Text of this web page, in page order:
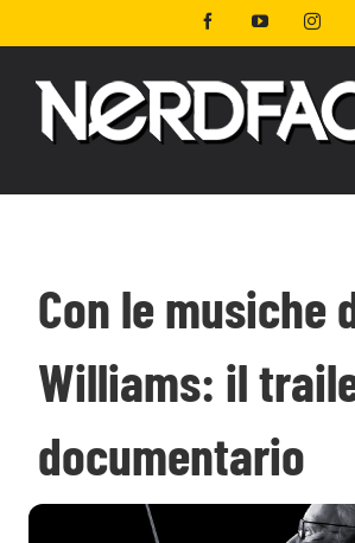
al
FacebookYouTube
Con le musiche
Williams: il
documentario